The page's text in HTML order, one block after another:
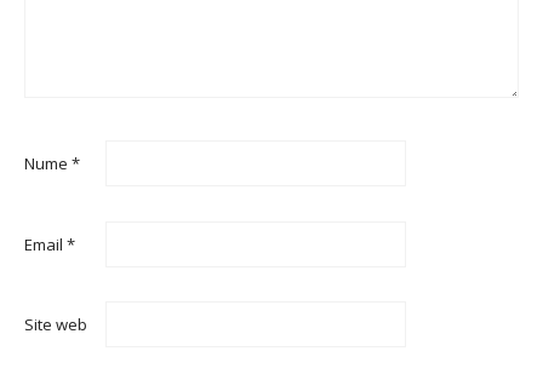
Nume *
Email *
Site web